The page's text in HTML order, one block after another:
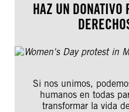
HAZ UN DONATIVO
Si nos unimos,
humanos en todas
transformar la vida